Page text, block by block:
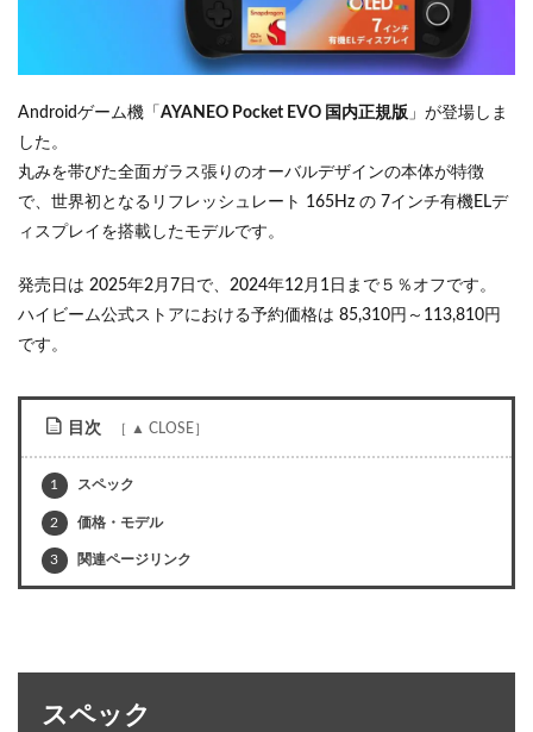
Androidゲーム機「 AYANEO Pocket EVO 国内正規版 」が登場しま
した。
丸みを帯びた全面ガラス張りのオーバルデザインの本体が特徴
で、世界初となるリフレッシュレート 165Hz の 7インチ有機ELデ
ィスプレイを搭載したモデルです。
発売日は 2025年2月7日で、2024年12月1日まで５％オフです。
ハイビーム公式ストアにおける予約価格は 85,310円～113,810円
です。
目次
1 スペック
2 価格・モデル
3 関連ページリンク
スペック